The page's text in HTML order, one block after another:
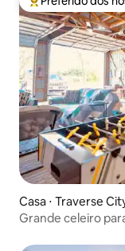
Entre os
Casa ⋅ Traverse
Grande celeiro